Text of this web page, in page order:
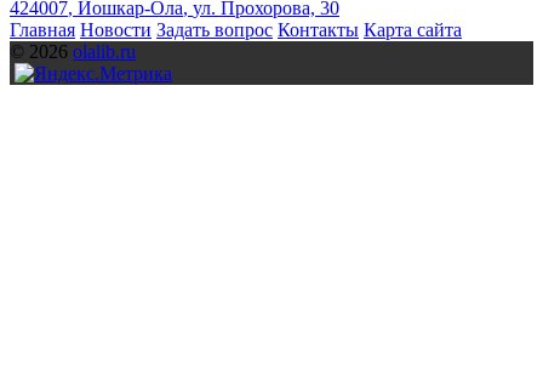
424007, Йошкар-Ола, ул. Прохорова, 30
Главная Новости Задать вопрос Контакты Карта сайта
© 2026 olalib.ru